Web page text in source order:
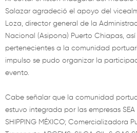
Salazar agradeció el apoyo del
Loza, director general de la
Nacional (Asipona) Puerto Chiapas,
pertenecientes a la comunidad
impulso se pudo organizar la
evento.
Cabe señalar que la comunidad
estuvo integrada por las empresas SEA
SHIPPING MÉXICO; Comercializadora